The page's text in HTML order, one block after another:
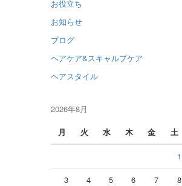
お役立ち
お知らせ
ブログ
ヘアケア&スキャルプケア
ヘアスタイル
2026年8月
月
火 水 木 金 土
1
3 4 5 6 7 8